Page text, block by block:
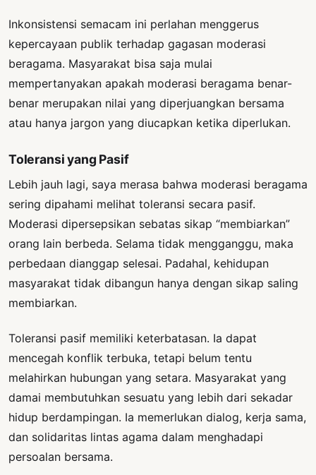
Inkonsistensi semacam ini perlahan menggerus
kepercayaan publik terhadap gagasan moderasi
beragama. Masyarakat bisa saja mulai
mempertanyakan apakah moderasi beragama benar-
benar merupakan nilai yang diperjuangkan bersama
atau hanya jargon yang diucapkan ketika diperlukan.
Toleransi yang Pasif
Lebih jauh lagi, saya merasa bahwa moderasi beragama
sering dipahami melihat toleransi secara pasif.
Moderasi dipersepsikan sebatas sikap “membiarkan”
orang lain berbeda. Selama tidak mengganggu, maka
perbedaan dianggap selesai. Padahal, kehidupan
masyarakat tidak dibangun hanya dengan sikap saling
membiarkan.
Toleransi pasif memiliki keterbatasan. Ia dapat
mencegah konflik terbuka, tetapi belum tentu
melahirkan hubungan yang setara. Masyarakat yang
damai membutuhkan sesuatu yang lebih dari sekadar
hidup berdampingan. Ia memerlukan dialog, kerja sama,
dan solidaritas lintas agama dalam menghadapi
persoalan bersama.